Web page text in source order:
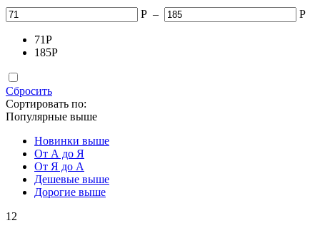
Р – Р
71Р
185Р
Сбросить
Сортировать по:
Популярные выше
Новинки выше
От А до Я
От Я до А
Дешевые выше
Дорогие выше
12